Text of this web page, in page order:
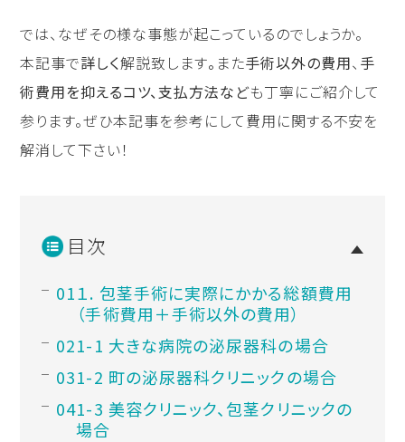
では、なぜその様な事態が起こっているのでしょうか。
本記事で詳しく解説致します。 また手術以外の費用、 手
術費用を抑えるコツ、支払方法なども丁寧にご紹介して
参ります。ぜひ本記事を参考にして費用に関する不安を
解消して下さい！
目次
１. 包茎手術に実際にかかる総額費用
（手術費用＋手術以外の費用）
1-1 大きな病院の泌尿器科の場合
1-2 町の泌尿器科クリニックの場合
1-3 美容クリニック、包茎クリニックの
場合